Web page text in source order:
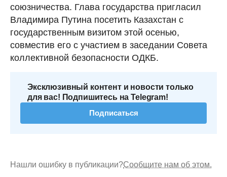
союзничества. Глава государства пригласил
Владимира Путина посетить Казахстан с
государственным визитом этой осенью,
совместив его с участием в заседании Совета
коллективной безопасности ОДКБ.
Эксклюзивный контент и новости только
для вас! Подпишитесь на Telegram!
Подписаться
Нашли ошибку в публикации?Сообщите нам об этом.